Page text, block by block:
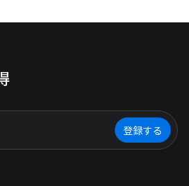
キャンプ場を厳選してご紹介。家
登録する